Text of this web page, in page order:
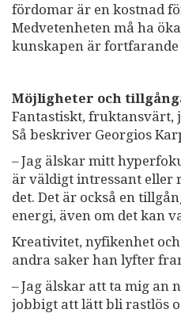
fördomar är en kostnad
Medvetenheten må ha
kunskapen är fortfarande
Möjligheter och
Fantastiskt, fruktansvärt,
Så beskriver Georgios
– Jag älskar mitt
är väldigt intressant eller
det. Det är också en
energi, även om det kan
Kreativitet, nyfikenhet
andra saker han lyfter
– Jag älskar att ta mig an
jobbigt att lätt bli rastlös